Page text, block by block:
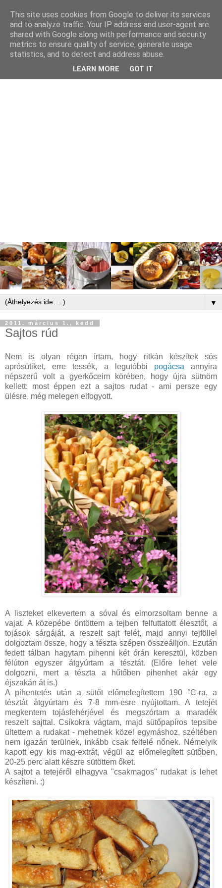
▼
2011. március 1., kedd
Sajtos rúd
Nem is olyan régen írtam, hogy ritkán készítek sós
aprósütiket, erre tessék, a legutóbbi pogácsa annyira
népszerű volt a gyerkőceim körében, hogy újra sütnöm
kellett: most éppen ezt a sajtos rudat - ami persze egy
ülésre, még melegen elfogyott.
A liszteket elkevertem a sóval és elmorzsoltam benne a
vajat. A közepébe öntöttem a tejben felfuttatott élesztőt, a
tojások sárgáját, a reszelt sajt felét, majd annyi tejföllel
dolgoztam össze, hogy a tészta szépen összeálljon. Ezután
fedett tálban hagytam pihenni két órán keresztül, közben
félúton egyszer átgyúrtam a tésztát. (Előre lehet vele
dolgozni, mert a tészta a hűtőben pihenhet akár egy
éjszakán át is.)
A pihentetés után a sütőt előmelegítettem 190 °C-ra, a
tésztát átgyúrtam és 7-8 mm-esre nyújtottam. A tetejét
megkentem tojásfehérjével és megszórtam a maradék
reszelt sajttal. Csíkokra vágtam, majd sütőpapíros tepsibe
ültettem a rudakat - mehetnek közel egymáshoz, széltében
nem igazán terülnek, inkább csak felfelé nőnek. Némelyik
kapott egy kis mag-extrát, végül az előmelegített sütőben,
20-25 perc alatt készre sütöttem őket.
A sajtot a tetejéről elhagyva "csakmagos" rudakat is lehet
készíteni. :)
This site uses cookies from Google to deliver its services
and to analyze traffic. Your IP address and user-agent are
shared with Google along with performance and security
metrics to ensure quality of service, generate usage
statistics, and to detect and address abuse.
LEARN MORE GOT IT